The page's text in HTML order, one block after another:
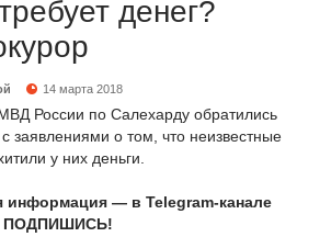
денег?
14 марта 2018
России по Салехарду обратились
заявлениями о том, что неизвестные
у них деньги.
информация — в Telegram-канале
ПОДПИШИСЬ!